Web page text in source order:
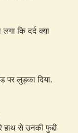
कि दर्द क्या
लुड़का दिया.
से उनकी फुद्दी